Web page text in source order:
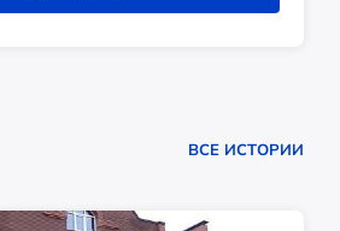
ВСЕ ИСТОРИИ